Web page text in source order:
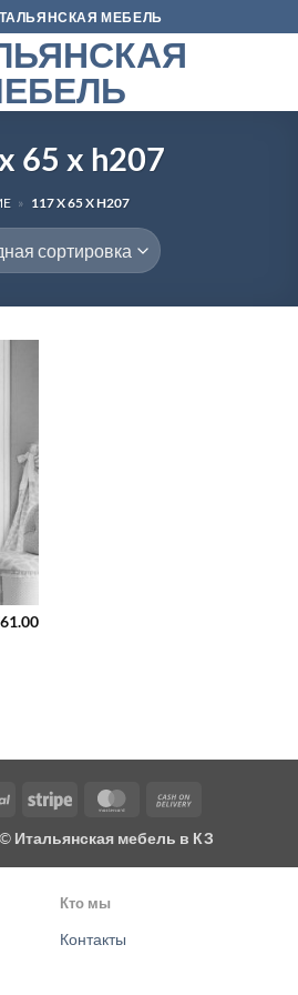
МЕБЕЛЬ
65 x h207
» 117 X 65 X H207
PayPal Stripe MasterCard
Delivery
Итальянская мебель в КЗ
Кто мы
Контакты